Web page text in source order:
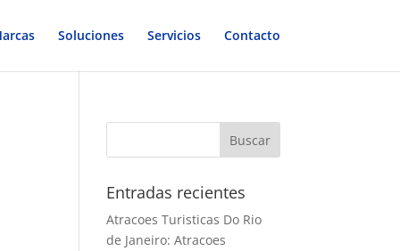
Soluciones Servicios Contacto
Entradas recientes
Atracoes Turisticas Do Rio
de Janeiro: Atracoes